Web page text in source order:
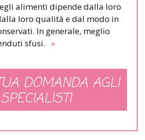
alimenti dipende dalla loro
loro qualità e dal modo in
In generale, meglio
sfusi. »
DOMANDA AGLI
SPECIALISTI